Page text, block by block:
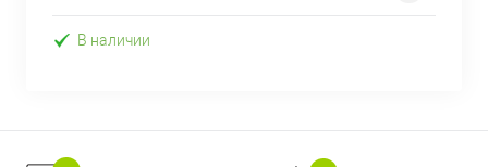
В наличии